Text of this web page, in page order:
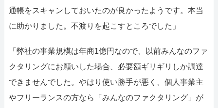
通帳をスキャンしておいたのが良かったようです。本当
に助かりました。不渡りを起こすところでした」
「弊社の事業規模は年商1億円なので、以前みんなのファ
クタリングにお願いした場合、必要額ギリギリしか調達
できませんでした。やはり使い勝手が悪く、個人事業主
やフリーランスの方なら「みんなのファクタリング」が